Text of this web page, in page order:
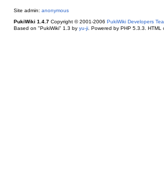
Site admin: anonymous
PukiWiki 1.4.7Copyright © 2001-2006 PukiWiki Developers
Based on "PukiWiki" 1.3 by yu-ji. Powered by PHP 5.3.3. HTML